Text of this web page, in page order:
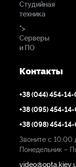
Студийная
техника
">
Серверы
и ПО
Контакты
+38 (044) 454-
+38 (095) 454-
+38 (098) 454-
Звоните с 10:00
Понедельник –